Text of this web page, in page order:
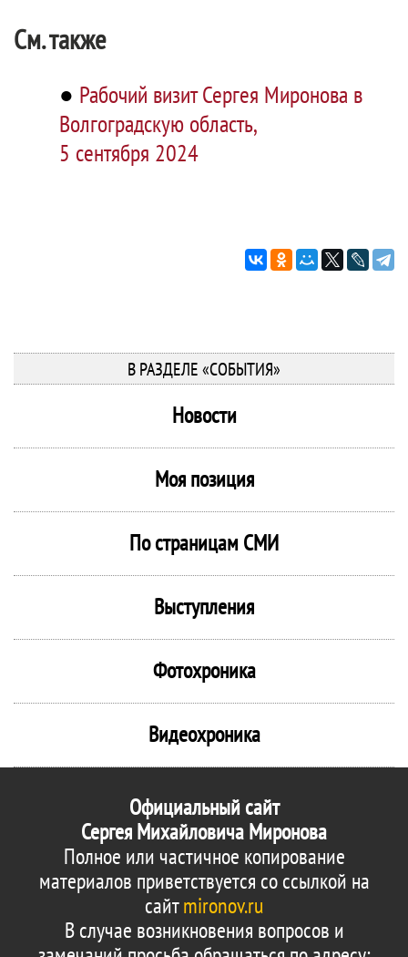
См. также
● Рабочий визит Сергея Миронова в
Волгоградскую область,
5 сентября 2024
В РАЗДЕЛЕ «СОБЫТИЯ»
Новости
Моя позиция
По страницам СМИ
Выступления
Фотохроника
Видеохроника
Официальный сайт
Сергея Михайловича Миронова
Полное или частичное копирование
материалов приветствуется со ссылкой на
сайтmironov.ru
В случае возникновения вопросов и